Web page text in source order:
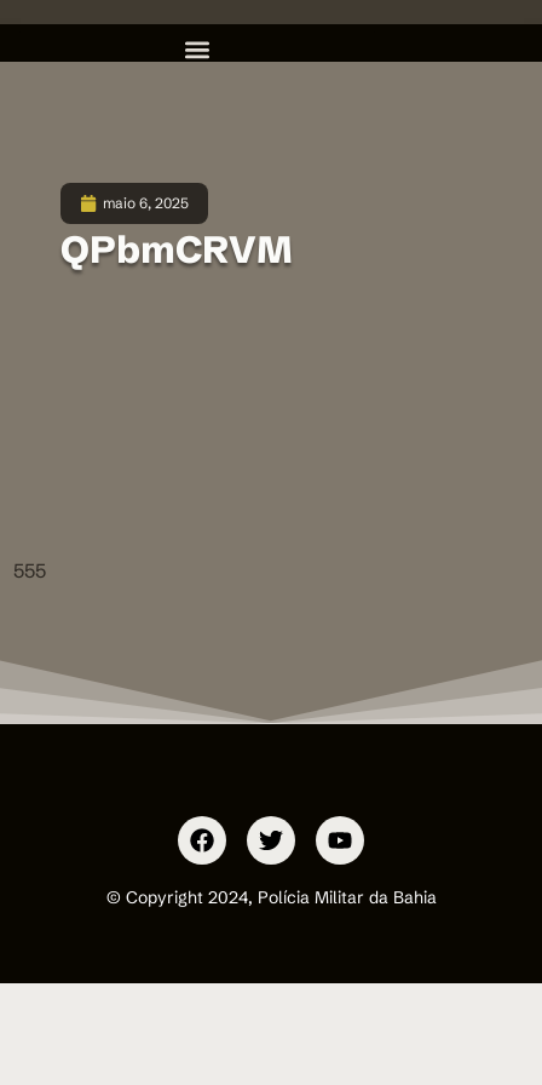
maio 6, 2025
QPbmCRVM
555
© Copyright 2024, Polícia Militar da Bahia